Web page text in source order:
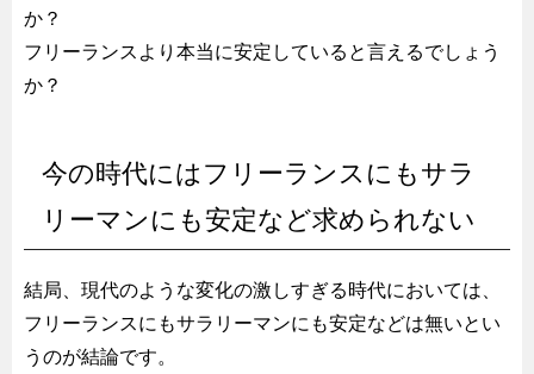
か？
フリーランスより本当に安定していると言えるでしょう
か？
今の時代にはフリーランスにもサラ
リーマンにも安定など求められない
結局、現代のような変化の激しすぎる時代においては、
フリーランスにもサラリーマンにも安定などは無いとい
うのが結論です。